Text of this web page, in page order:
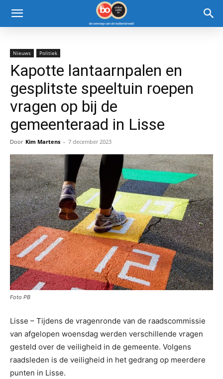
Nieuws Politiek
Kapotte lantaarnpalen en
gesplitste speeltuin roepen
vragen op bij de
gemeenteraad in Lisse
Door Kim Martens - 7 december 2023
Foto PB
Lisse – Tijdens de vragenronde van de raadscommissie
van afgelopen woensdag werden verschillende vragen
gesteld over de veiligheid in de gemeente. Volgens
raadsleden is de veiligheid in het gedrang op meerdere
punten in Lisse.